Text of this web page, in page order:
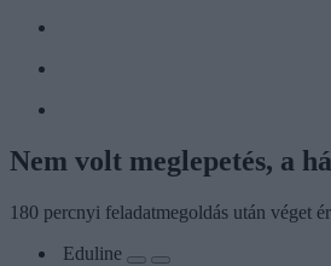
Nem volt meglepetés, a
180 percnyi feladatmegoldás után véget
Eduline